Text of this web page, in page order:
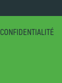
CONFIDENTIALITÉ